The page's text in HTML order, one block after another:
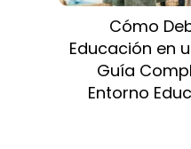
Cómo
Educación en
Guía
Entorno